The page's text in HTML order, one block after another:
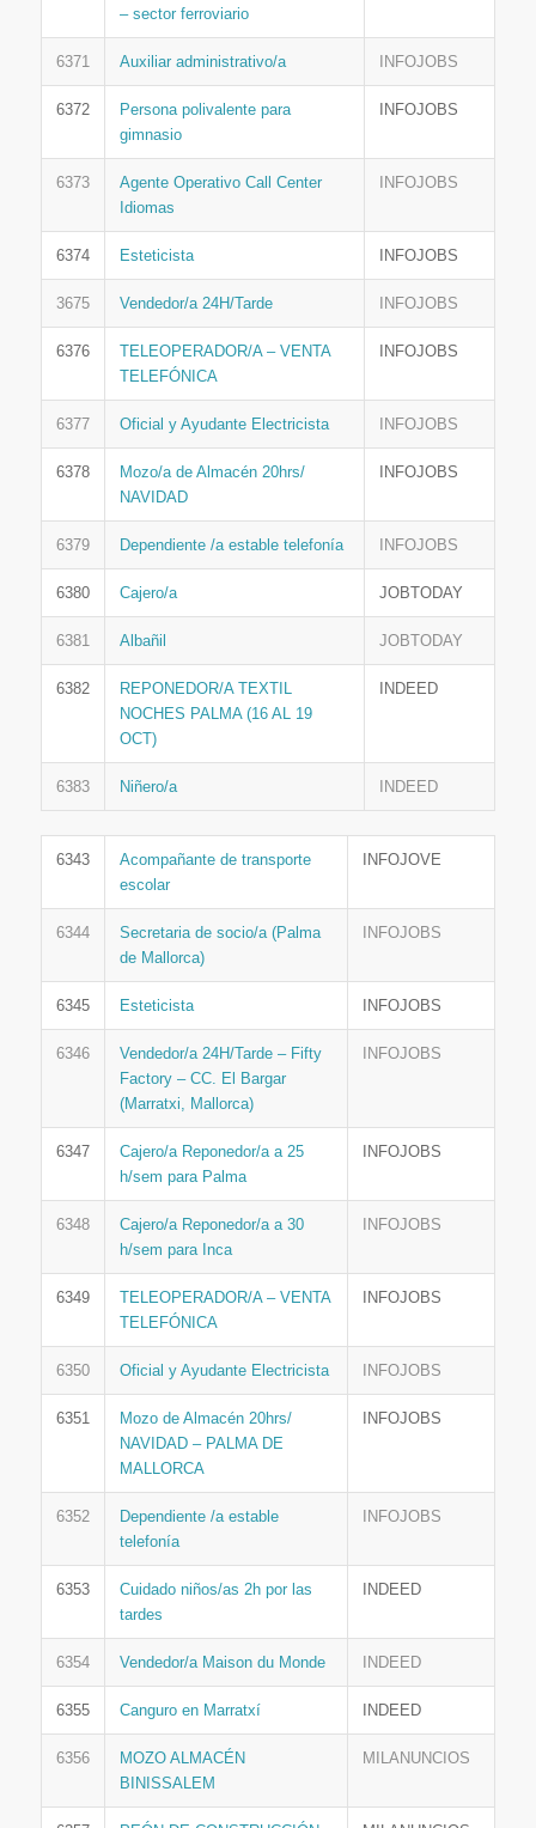
– sector ferroviario
6371 Auxiliar administrativo/a INFOJOBS
6372
Persona polivalente para
gimnasio
INFOJOBS
6373
Agente Operativo Call Center
Idiomas
INFOJOBS
6374 Esteticista INFOJOBS
3675 Vendedor/a 24H/Tarde INFOJOBS
6376
TELEOPERADOR/A – VENTA
TELEFÓNICA
INFOJOBS
6377 Oficial y Ayudante Electricista INFOJOBS
6378
Mozo/a de Almacén 20hrs/
NAVIDAD
INFOJOBS
6379 Dependiente /a estable telefonía INFOJOBS
6380 Cajero/a JOBTODAY
6381 Albañil JOBTODAY
6382
REPONEDOR/A TEXTIL
NOCHES PALMA (16 AL 19
OCT)
INDEED
6383 Niñero/a INDEED
6343
Acompañante de transporte
escolar
INFOJOVE
6344
Secretaria de socio/a (Palma
de Mallorca)
INFOJOBS
6345 Esteticista INFOJOBS
6346
Vendedor/a 24H/Tarde – Fifty
Factory – CC. El Bargar
(Marratxi, Mallorca)
INFOJOBS
6347
Cajero/a Reponedor/a a 25
h/sem para Palma
INFOJOBS
6348
Cajero/a Reponedor/a a 30
h/sem para Inca
INFOJOBS
6349
TELEOPERADOR/A – VENTA
TELEFÓNICA
INFOJOBS
6350 Oficial y Ayudante Electricista INFOJOBS
6351
Mozo de Almacén 20hrs/
NAVIDAD – PALMA DE
MALLORCA
INFOJOBS
6352
Dependiente /a estable
telefonía
INFOJOBS
6353
Cuidado niños/as 2h por las
tardes
INDEED
6354 Vendedor/a Maison du Monde INDEED
6355 Canguro en Marratxí INDEED
6356
MOZO ALMACÉN
BINISSALEM
MILANUNCIOS